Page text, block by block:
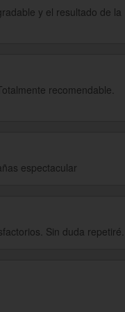
y el resultado de la
recomendable.
espectacular
Sin duda repetiré.